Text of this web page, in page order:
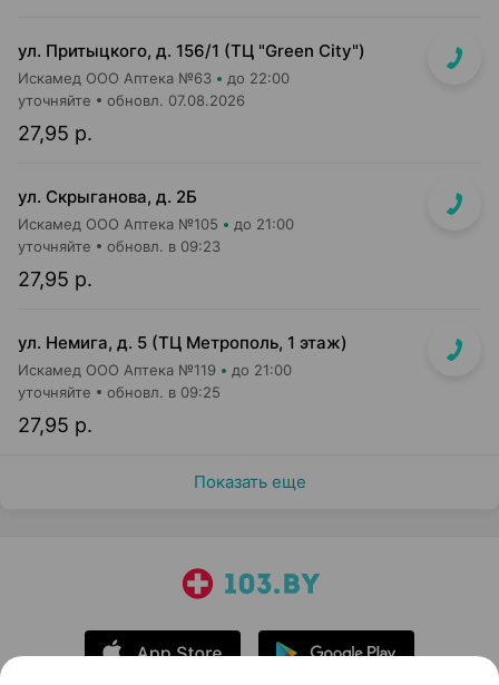
ул. Притыцкого, д. 156/1 (ТЦ "Green City")
Искамед ООО Аптека №63 до 22:00
27,95 р.
уточняйте обновл. 07.08.2026
ул. Скрыганова, д. 2Б
Искамед ООО Аптека №105 до 21:00
27,95 р.
уточняйте обновл. в 09:23
ул. Немига, д. 5 (ТЦ Метрополь, 1 этаж)
Искамед ООО Аптека №119 до 21:00
27,95 р.
уточняйте обновл. в 09:25
Показать еще